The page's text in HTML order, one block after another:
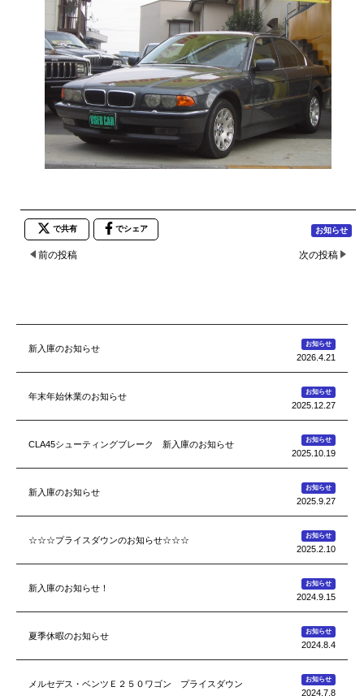
で共有 でシェア お知らせ
前の投稿 次の投稿
新入庫のお知らせ お知らせ
2026.4.21
年末年始休業のお知らせ お知らせ
2025.12.27
CLA45シューティングブレーク 新入庫のお知らせ お知らせ
2025.10.19
新入庫のお知らせ お知らせ
2025.9.27
☆☆☆プライスダウンのお知らせ☆☆☆ お知らせ
2025.2.10
新入庫のお知らせ！ お知らせ
2024.9.15
夏季休暇のお知らせ お知らせ
2024.8.4
メルセデス・ベンツＥ２５０ワゴン プライスダウン お知らせ
2024.7.8